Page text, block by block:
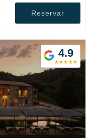
Reservar
4.9